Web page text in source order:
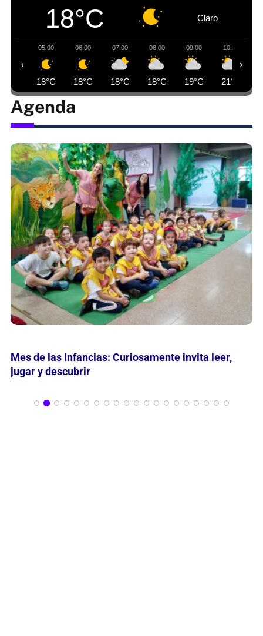
18°C Claro
05:00
18°C
06:00
18°C
07:00
18°C
08:00
18°C
09:00
19°C
10:00
21°C
‹ ›
Agenda
María Nathan reflexiona en grabados sobre
“Momentos en la Historia de la Belleza”